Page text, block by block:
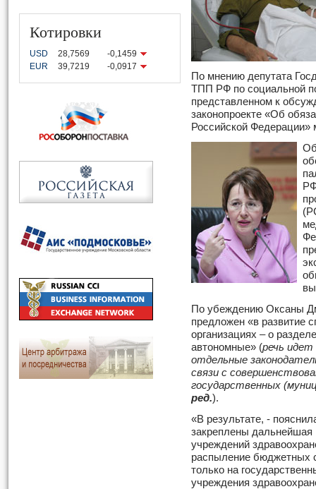
Котировки
USD 28,7569
-0,1459
EUR
39,7219 -0,0917
По мнению депутата
ТПП РФ по социальной
представленном к
законопроекте «Об
Российской Федерации»
По убеждению Оксаны
предложен «в развитие
организациях – о
автономные» (речь идет
отдельные
связи с
государственных
ред.).
«В результате, -
закреплены дальнейшая
учреждений
распыление бюджетных
только на
учреждения